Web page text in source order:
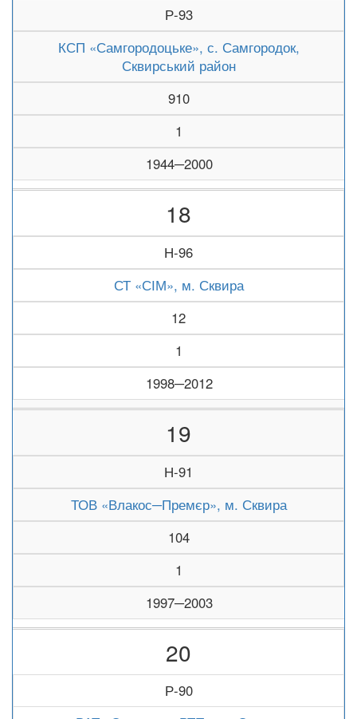
Р-93
КСП «Самгородоцьке», с. Самгородок,
Сквирський район
910
1
1944─2000
18
Н-96
СТ «СІМ», м. Сквира
12
1
1998─2012
19
Н-91
ТОВ «Влакос─Премєр», м. Сквира
104
1
1997─2003
20
Р-90